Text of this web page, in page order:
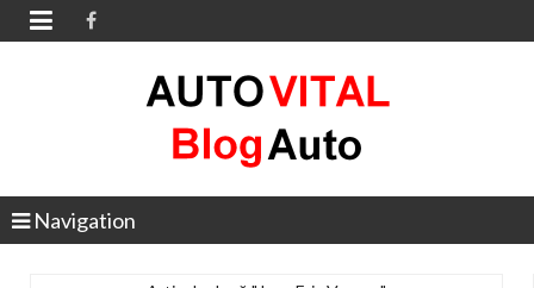

Navigation